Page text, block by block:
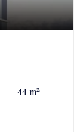
44 m²